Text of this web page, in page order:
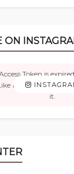
ON
Token is
& View >
it.